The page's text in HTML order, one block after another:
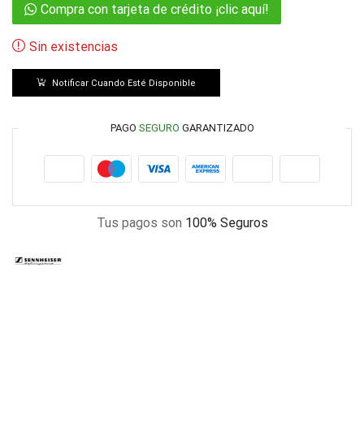
Compra con tarjeta de crédito ¡clic aquí!
Sin existencias
Notificar Cuando Esté Disponible
PAGO SEGURO GARANTIZADO
Tus pagos son 100% Seguros